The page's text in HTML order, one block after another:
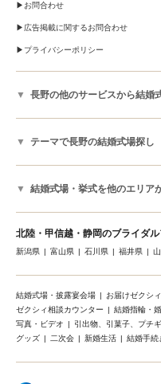
お問合わせ
広告掲載に関するお問合わせ
プライバシーポリシー
長野の他のサービスから結婚
テーマで長野の結婚式場探し
結婚式場・挙式を他のエリア
北陸・甲信越・静岡のブライダ
新潟県 富山県 石川県 福井県
結婚式場・披露宴会場 お届けゼクシィ
ゼクシィ相談カウンター
結婚指輪・
写真・ビデオ
引出物、引菓子、プチ
グッズ
二次会 新婚生活 結婚手続